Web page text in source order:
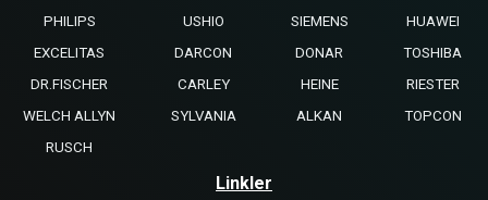
PHILIPS
USHIO SIEMENS
HUAWEI
EXCELITAS
DARCON DONAR
TOSHIBA
DR.FISCHER
CARLEY HEINE
RIESTER
WELCH ALLYN
SYLVANIA ALKAN
TOPCON
RUSCH
Linkler